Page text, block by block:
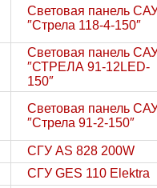
Световая панель
″Стрела 118-4-150″
Световая панель
″СТРЕЛА 91-12LED-
150″
Световая панель
″Стрела 91-2-150″
СГУ AS 828 200W
СГУ GES 110 Elektra